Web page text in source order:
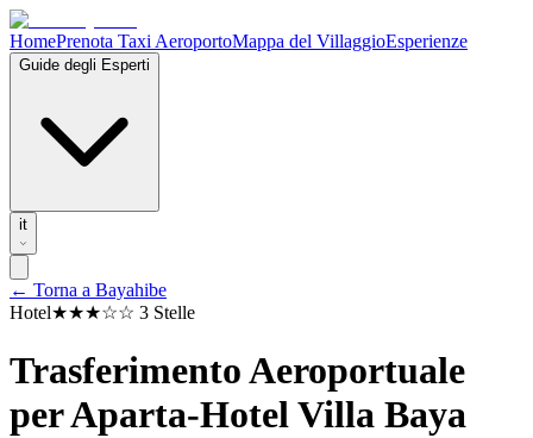
HomePrenota Taxi AeroportoMappa del VillaggioEsperienze
Guide degli Esperti
it
← Torna a Bayahibe
Hotel★★★☆☆ 3 Stelle
Trasferimento Aeroportuale
perAparta-Hotel Villa Baya